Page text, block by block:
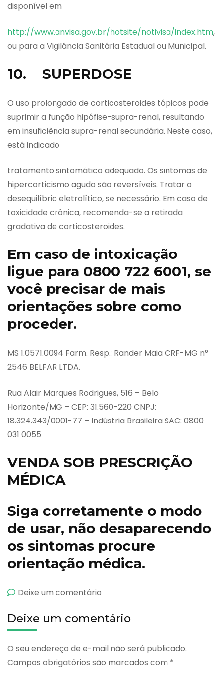
disponível em
http://www.anvisa.gov.br/hotsite/notivisa/index.htm,
ou para a Vigilância Sanitária Estadual ou Municipal.
10. SUPERDOSE
O uso prolongado de corticosteroides tópicos pode
suprimir a função hipófise-supra-renal, resultando
em insuficiência supra-renal secundária. Neste caso,
está indicado
tratamento sintomático adequado. Os sintomas de
hipercorticismo agudo são reversíveis. Tratar o
desequilíbrio eletrolítico, se necessário. Em caso de
toxicidade crônica, recomenda-se a retirada
gradativa de corticosteroides.
Em caso de intoxicação
ligue para 0800 722 6001, se
você precisar de mais
orientações sobre como
proceder.
MS 1.0571.0094 Farm. Resp.: Rander Maia CRF-MG n°
2546 BELFAR LTDA.
Rua Alair Marques Rodrigues, 516 – Belo
Horizonte/MG – CEP: 31.560-220 CNPJ:
18.324.343/0001-77 – Indústria Brasileira SAC: 0800
031 0055
VENDA SOB PRESCRIÇÃO
MÉDICA
Siga corretamente o modo
de usar, não desaparecendo
os sintomas procure
orientação médica.
Deixe um comentário
Deixe um comentário
O seu endereço de e-mail não será publicado.
Campos obrigatórios são marcados com *